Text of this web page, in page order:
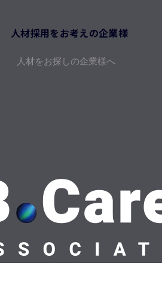
人材採用をお考えの企業様
人材をお探しの企業様へ